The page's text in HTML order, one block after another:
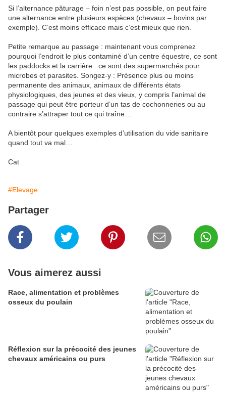
Si l’alternance pâturage – foin n’est pas possible, on peut faire
une alternance entre plusieurs espèces (chevaux – bovins par
exemple). C’est moins efficace mais c’est mieux que rien.
Petite remarque au passage : maintenant vous comprenez
pourquoi l’endroit le plus contaminé d’un centre équestre, ce sont
les paddocks et la carrière : ce sont des supermarchés pour
microbes et parasites. Songez-y : Présence plus ou moins
permanente des animaux, animaux de différents états
physiologiques, des jeunes et des vieux, y compris l’animal de
passage qui peut être porteur d’un tas de cochonneries ou au
contraire s’attraper tout ce qui traîne…
A bientôt pour quelques exemples d’utilisation du vide sanitaire
quand tout va mal…
Cat
#Elevage
Partager
Vous aimerez aussi
Race, alimentation et problèmes
osseux du poulain
Réflexion sur la précocité des jeunes
chevaux américains ou purs